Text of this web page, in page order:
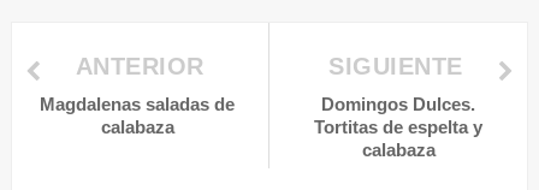
SIGUIENTE
Domingos Dulces.
Tortitas de espelta y
calabaza
ANTERIOR
Magdalenas saladas de
calabaza